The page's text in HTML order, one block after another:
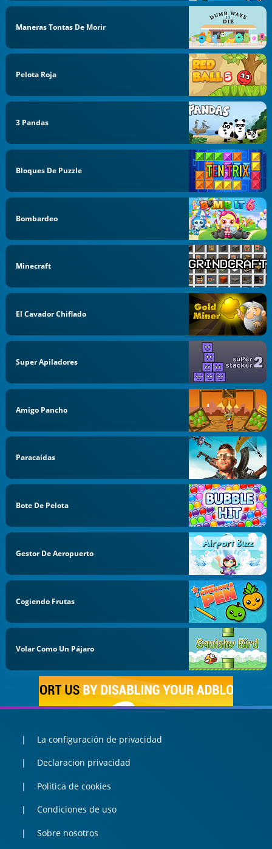
Maneras Tontas De Morir
Pelota Roja
3 Pandas
Bloques De Puzzle
Bombardeo
Minecraft
El Cavador Chiflado
Super Apiladores
Amigo Pancho
Paracaídas
Bote De Pelota
Gestor De Aeropuerto
Cogiendo Frutas
Volar Como Un Pájaro
La configuración de privacidad
Declaracion privacidad
Politica de cookies
Condiciones de uso
Sobre nosotros